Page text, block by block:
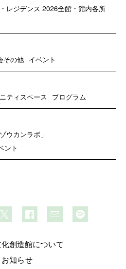
レジデンス 2026全館・館内各所
その他 イベント
ティスペース プログラム
ウカンラボ」
ント
創造館について
お知らせ